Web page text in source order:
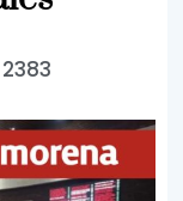
2383